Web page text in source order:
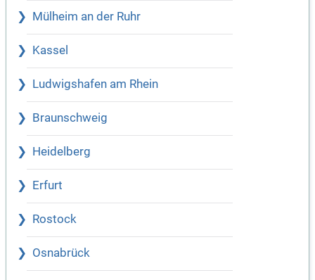
Mülheim an der Ruhr
Kassel
Ludwigshafen am Rhein
Braunschweig
Heidelberg
Erfurt
Rostock
Osnabrück